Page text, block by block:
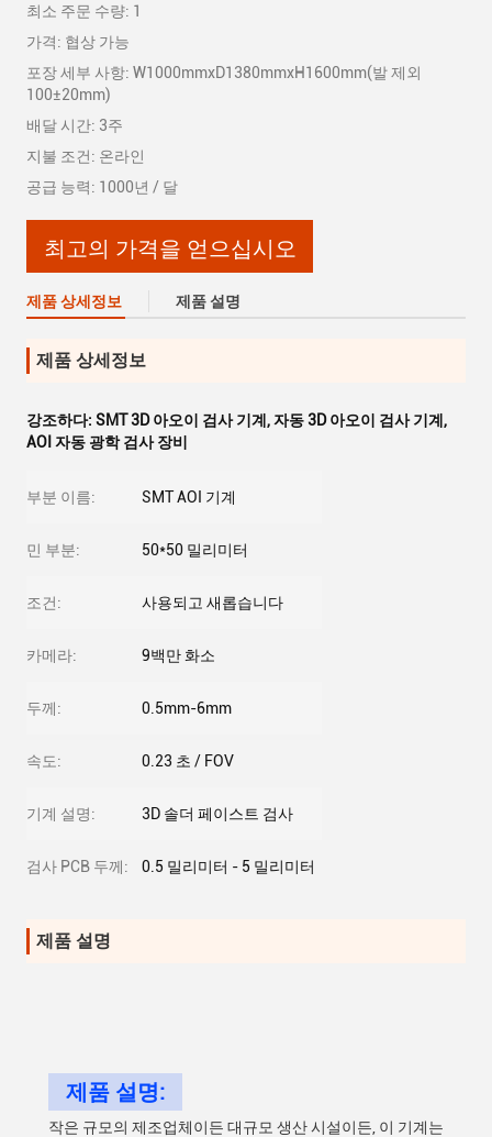
최소 주문 수량: 1
가격: 협상 가능
포장 세부 사항: W1000mmxD1380mmxH1600mm(발 제외
100±20mm)
배달 시간: 3주
지불 조건: 온라인
공급 능력: 1000년 / 달
최고의 가격을 얻으십시오
제품 상세정보 제품 설명
제품 상세정보
강조하다: SMT 3D 아오이 검사 기계 ,자동 3D 아오이 검사 기계 ,
AOI 자동 광학 검사 장비
부분 이름: SMT AOI 기계
민 부분: 50*50 밀리미터
조건: 사용되고 새롭습니다
카메라: 9백만 화소
두께: 0.5mm-6mm
속도: 0.23 초 / FOV
기계 설명: 3D 솔더 페이스트 검사
검사 PCB 두께: 0.5 밀리미터 - 5 밀리미터
제품 설명
제품 설명:
작은 규모의 제조업체이든 대규모 생산 시설이든, 이 기계는